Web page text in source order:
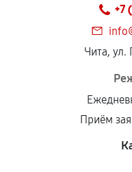
+7
Чита, ул.
Приём